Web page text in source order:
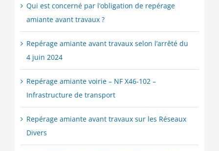
Qui est concerné par l’obligation de repérage
amiante avant travaux ?
Repérage amiante avant travaux selon l’arrêté du
4 juin 2024
Repérage amiante voirie – NF X46-102 –
Infrastructure de transport
Repérage amiante avant travaux sur les Réseaux
Divers